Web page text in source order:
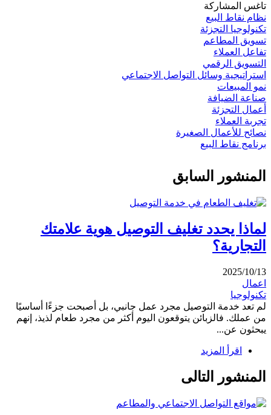
تاغس المشاركة
نظام نقاط البيع
تكنولوجيا التجزئة
تسويق المطاعم
تفاعل العملاء
التسويق الرقمي
استراتيجية وسائل التواصل الاجتماعي
نمو المبيعات
صناعة الضيافة
أعمال التجزئة
تجربة العملاء
نصائح للأعمال الصغيرة
برنامج نقاط البيع
المنشور السابق
لماذا يحدد تغليف التوصيل هوية علامتك
التجارية؟
2025/10/13
اعمال
تكنولوجيا
لم تعد خدمة التوصيل مجرد عمل جانبي، بل أصبحت جزءًا أساسيًا
من عملك. فالزبائن يتوقعون اليوم أكثر من مجرد طعام لذيذ، إنهم
يبحثون عن...
اقرأ المزيد
المنشور التالى